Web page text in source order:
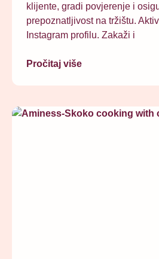
klijente, gradi povjerenje i
prepoznatljivost na tržištu.
Instagram profilu. Zakaži i
Pročitaj više